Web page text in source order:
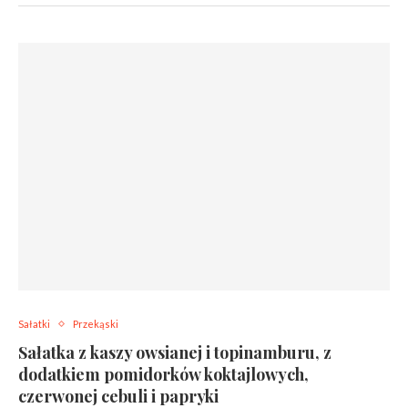
Sałatki Przekąski
Sałatka z kaszy owsianej i topinamburu, z
dodatkiem pomidorków koktajlowych,
czerwonej cebuli i papryki